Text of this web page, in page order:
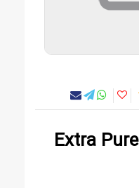
اسید استیک گرید Extra Pure